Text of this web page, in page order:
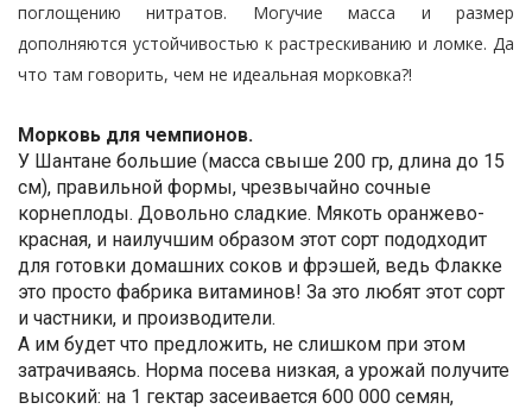
поглощению нитратов. Могучие масса и размер
дополняются устойчивостью к растрескиванию и ломке. Да
что там говорить, чем не идеальная морковка?!
Морковь для чемпионов.
У Шантане большие (масса свыше 200 гр, длина до 15
см), правильной формы, чрезвычайно сочные
корнеплоды. Довольно сладкие. Мякоть оранжево-
красная, и наилучшим образом этот сорт пододходит
для готовки домашних соков и фрэшей, ведь Флакке
это просто фабрика витаминов! За это любят этот сорт
и частники, и производители.
А им будет что предложить, не слишком при этом
затрачиваясь. Норма посева низкая, а урожай получите
высокий: на 1 гектар засеивается 600 000 семян,